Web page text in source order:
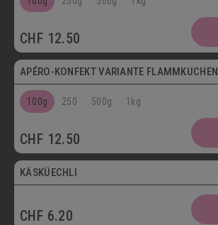
CHF 12.50
APÉRO-KONFEKT VARIANTE FLAMMKUCHEN
100g 250 500g 1kg
CHF 12.50
Vegetarisch
KÄSKÜECHLI
CHF 6.20